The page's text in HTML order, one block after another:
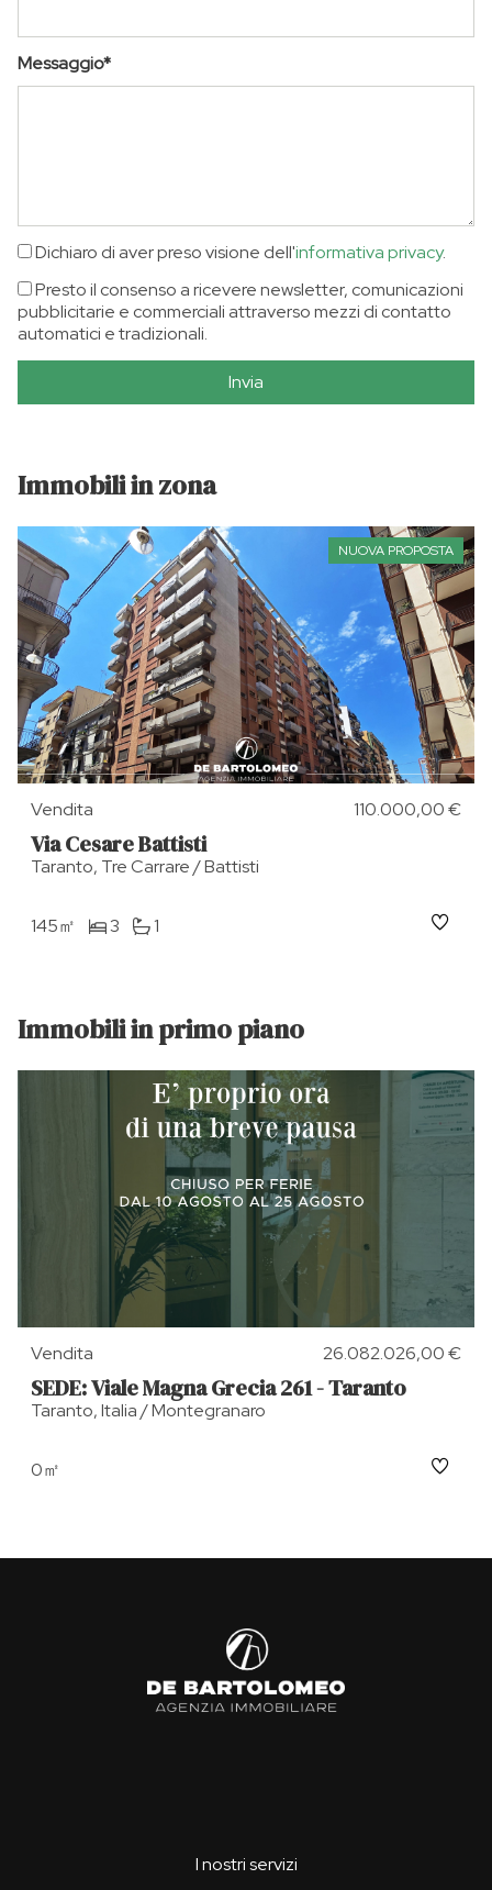
Messaggio*
Dichiaro di aver preso visione dell'informativa privacy.
Presto il consenso a ricevere newsletter, comunicazioni
pubblicitarie e commerciali attraverso mezzi di contatto
automatici e tradizionali.
Invia
Immobili in zona
NUOVA PROPOSTA
Vendita 110.000,00 €
Via Cesare Battisti
Taranto, Tre Carrare / Battisti
145㎡ 3 1
Immobili in primo piano
Vendita 26.082.026,00 €
SEDE: Viale Magna Grecia 261 - Taranto
Taranto, Italia / Montegranaro
0㎡
I nostri servizi